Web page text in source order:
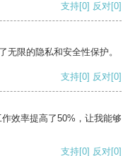
支持[0] 反对[0]
无限的隐私和安全性保护。
支持[0] 反对[0]
效率提高了50%，让我能够
支持[0] 反对[0]